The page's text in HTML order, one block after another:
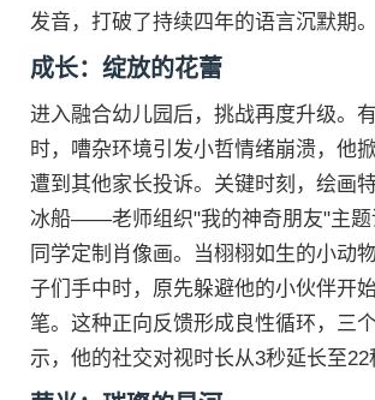
发音，打破了持续四年的语言沉默期。
成长：绽放的花蕾
进入融合幼儿园后，挑战再度升级。
时，嘈杂环境引发小哲情绪崩溃，他
遭到其他家长投诉。关键时刻，绘画
冰船——老师组织"我的神奇朋友"主题
同学定制肖像画。当栩栩如生的小动
子们手中时，原先躲避他的小伙伴开
笔。这种正向反馈形成良性循环，三
示，他的社交对视时长从3秒延长至22